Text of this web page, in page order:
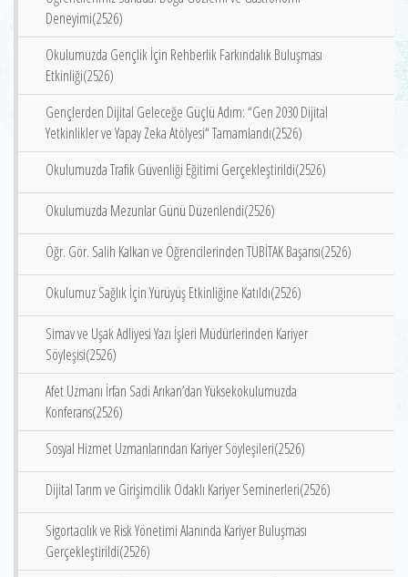
Deneyimi(2526)
Okulumuzda Gençlik İçin Rehberlik Farkındalık Buluşması
Etkinliği(2526)
Gençlerden Dijital Geleceğe Güçlü Adım: “Gen 2030 Dijital
Yetkinlikler ve Yapay Zeka Atölyesi“ Tamamlandı(2526)
Okulumuzda Trafik Güvenliği Eğitimi Gerçekleştirildi(2526)
Okulumuzda Mezunlar Günü Düzenlendi(2526)
Öğr. Gör. Salih Kalkan ve Öğrencilerinden TÜBİTAK Başarısı(2526)
Okulumuz Sağlık İçin Yürüyüş Etkinliğine Katıldı(2526)
Simav ve Uşak Adliyesi Yazı İşleri Müdürlerinden Kariyer
Söyleşisi(2526)
Afet Uzmanı İrfan Sadi Arıkan’dan Yüksekokulumuzda
Konferans(2526)
Sosyal Hizmet Uzmanlarından Kariyer Söyleşileri(2526)
Dijital Tarım ve Girişimcilik Odaklı Kariyer Seminerleri(2526)
Sigortacılık ve Risk Yönetimi Alanında Kariyer Buluşması
Gerçekleştirildi(2526)